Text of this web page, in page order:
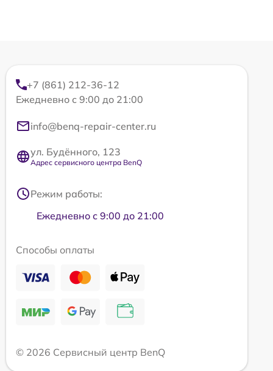
+7 (861) 212-36-12
Ежедневно с 9:00 до 21:00
info@benq-repair-center.ru
ул. Будённого, 123
Адрес сервисного центра BenQ
Режим работы:
Ежедневно с 9:00 до 21:00
Способы оплаты
© 2026 Сервисный центр BenQ